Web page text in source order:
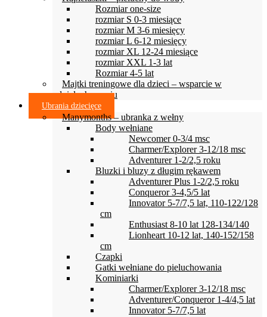
Rozmiar one-size
rozmiar S 0-3 miesiące
rozmiar M 3-6 miesięcy
rozmiar L 6-12 miesięcy
rozmiar XL 12-24 miesiące
rozmiar XXL 1-3 lat
Rozmiar 4-5 lat
Majtki treningowe dla dzieci – wsparcie w
odpieluchowaniu
Ubrania dziecięce
Manymonths – ubranka z wełny
Body wełniane
Newcomer 0-3/4 msc
Charmer/Explorer 3-12/18 msc
Adventurer 1-2/2,5 roku
Bluzki i bluzy z długim rękawem
Adventurer Plus 1-2/2,5 roku
Conqueror 3-4,5/5 lat
Innovator 5-7/7,5 lat, 110-122/128
cm
Enthusiast 8-10 lat 128-134/140
Lionheart 10-12 lat, 140-152/158
cm
Czapki
Gatki wełniane do pieluchowania
Kominiarki
Charmer/Explorer 3-12/18 msc
Adventurer/Conqueror 1-4/4,5 lat
Innovator 5-7/7,5 lat